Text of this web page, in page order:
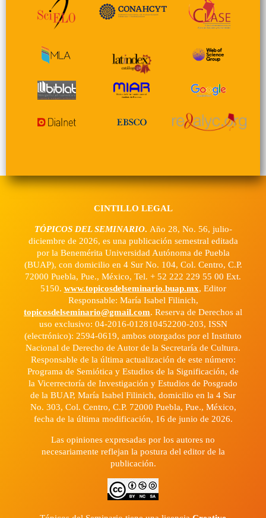
CINTILLO LEGAL
TÓPICOS DEL SEMINARIO. Año 28, No. 56, julio-
diciembre de 2026, es una publicación semestral editada
por la Benemérita Universidad Autónoma de Puebla
(BUAP), con domicilio en 4 Sur No. 104, Col. Centro, C.P.
72000 Puebla, Pue., México, Tel. + 52 222 229 55 00 Ext.
5150. www.topicosdelseminario.buap.mx, Editor
Responsable: María Isabel Filinich,
topicosdelseminario@gmail.com. Reserva de Derechos al
uso exclusivo: 04-2016-012810452200-203, ISSN
(electrónico): 2594-0619, ambos otorgados por el Instituto
Nacional de Derecho de Autor de la Secretaría de Cultura.
Responsable de la última actualización de este número:
Programa de Semiótica y Estudios de la Significación, de
la Vicerrectoría de Investigación y Estudios de Posgrado
de la BUAP, María Isabel Filinich, domicilio en la 4 Sur
No. 303, Col. Centro, C.P. 72000 Puebla, Pue., México,
fecha de la última modificación, 16 de junio de 2026.
Las opiniones expresadas por los autores no
necesariamente reflejan la postura del editor de la
publicación.